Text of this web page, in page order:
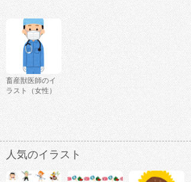
畜産獣医師のイ
ラスト（女性）
人気のイラスト